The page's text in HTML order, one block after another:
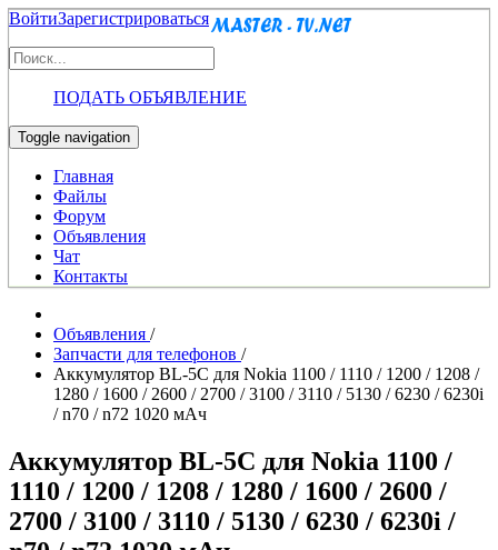
ВойтиЗарегистрироваться
ПОДАТЬ ОБЪЯВЛЕНИЕ
Toggle navigation
Главная
Файлы
Форум
Объявления
Чат
Контакты
Объявления /
Запчасти для телефонов /
Аккумулятор BL-5C для Nokia 1100 / 1110 / 1200 / 1208 /
1280 / 1600 / 2600 / 2700 / 3100 / 3110 / 5130 / 6230 / 6230i
/ n70 / n72 1020 мАч
Аккумулятор BL-5C для Nokia 1100 /
1110 / 1200 / 1208 / 1280 / 1600 / 2600 /
2700 / 3100 / 3110 / 5130 / 6230 / 6230i /